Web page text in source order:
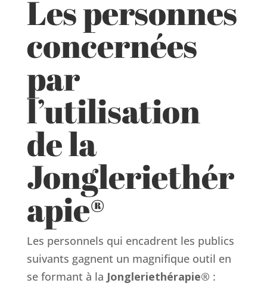
Les personnes
concernées
par
l’utilisation
de la
Jongleriethér
apie®
Les personnels qui encadrent les publics
suivants gagnent un magnifique outil en
se formant à la Jongleriethérapie® :